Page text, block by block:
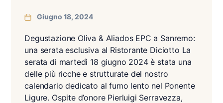
Giugno 18, 2024
Degustazione Oliva & Aliados EPC a Sanremo:
una serata esclusiva al Ristorante Diciotto La
serata di martedì 18 giugno 2024 è stata una
delle più ricche e strutturate del nostro
calendario dedicato al fumo lento nel Ponente
Ligure. Ospite d’onore Pierluigi Serravezza,